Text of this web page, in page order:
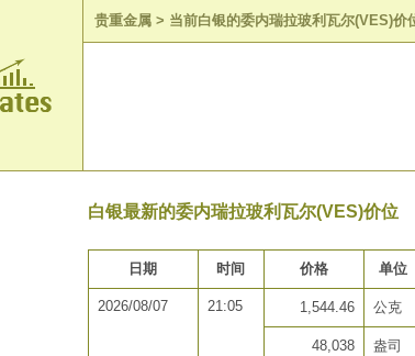
贵重金属 > 当前白银的委内瑞拉玻利瓦尔(VES)价
白银最新的委内瑞拉玻利瓦尔(VES)价位
日期 时间 价格 单位
2026/08/07 21:05 1,544.46 公克
48,038 盎司